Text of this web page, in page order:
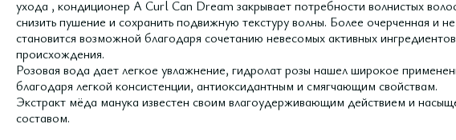
ухода , кондиционер A Curl Can Dream закрывает потребности волнистых
снизить пушение и сохранить подвижную текстуру волны. Более очерченная и
становится возможной благодаря сочетанию невесомых активных
происхождения.
Розовая вода дает легкое увлажнение, гидролат розы нашел широкое
благодаря легкой консистенции, антиоксидантным и смягчающим свойствам.
Экстракт мёда манука известен своим влагоудерживающим действием и
составом.